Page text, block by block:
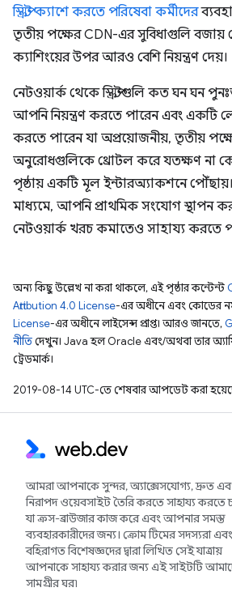
স্ক্রিপ্ট ক্যাশে করতে পরিষেবা কর্মীদের
তৃতীয় পক্ষের CDN-এর সুবিধাগুলি
ক্যাশিংয়ের উপর আরও বেশি নিয়ন্ত্রণ দেয়।
নেটওয়ার্ক থেকে স্ক্রিপ্টগুলি কত ঘন ঘন
আপনি নিয়ন্ত্রণ করতে পারেন এবং একটি
করতে পারেন যা অপ্রয়োজনীয়, তৃতীয়
অনুরোধগুলিকে থ্রোটল করে যতক্ষণ না
পৃষ্ঠায় একটি মূল ইন্টারঅ্যাকশনে পৌঁছায়।
মাধ্যমে, আপনি প্রাথমিক সংযোগ স্থাপন
নেটওয়ার্ক খরচ কমাতেও সাহায্য করতে
অন্য কিছু উল্লেখ না করা থাকলে, এই পৃষ্ঠার কন্টেন্ট
Attribution 4.0 License-এর অধীনে এবং কোডের
License-এর অধীনে লাইসেন্স প্রাপ্ত। আরও জানতে,
নীতিদেখুন। Java হল Oracle এবং/অথবা তার
ট্রেডমার্ক।
2019-08-14 UTC-তে শেষবার আপডেট করা
আমরা আপনাকে সুন্দর, অ্যাক্সেসযোগ্য, দ্রুত
নিরাপদ ওয়েবসাইট তৈরি করতে সাহায্য করতে
যা ক্রস-ব্রাউজার কাজ করে এবং আপনার সমস্ত
ব্যবহারকারীদের জন্য। ক্রোম টিমের সদস্যরা এবং
বহিরাগত বিশেষজ্ঞদের দ্বারা লিখিত সেই যাত্রায়
আপনাকে সাহায্য করার জন্য এই সাইটটি
সামগ্রীর ঘর৷